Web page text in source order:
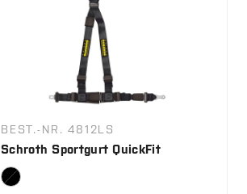
BEST.-NR. 4812LS
Schroth Sportgurt QuickFit